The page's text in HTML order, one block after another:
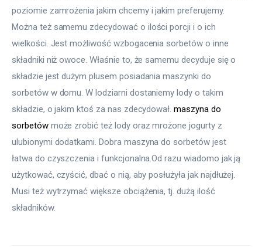
poziomie zamrożenia jakim chcemy i jakim preferujemy.
Można też samemu zdecydować o ilości porcji i o ich
wielkości. Jest możliwość wzbogacenia sorbetów o inne
składniki niż owoce. Właśnie to, że samemu decyduje się o
składzie jest dużym plusem posiadania maszynki do
sorbetów w domu. W lodziarni dostaniemy lody o takim
składzie, o jakim ktoś za nas zdecydował. maszyna do
sorbetów może zrobić też lody oraz mrożone jogurty z
ulubionymi dodatkami. Dobra maszyna do sorbetów jest
łatwa do czyszczenia i funkcjonalna.Od razu wiadomo jak ją
użytkować, czyścić, dbać o nią, aby posłużyła jak najdłużej.
Musi też wytrzymać większe obciążenia, tj. dużą ilość
składników.